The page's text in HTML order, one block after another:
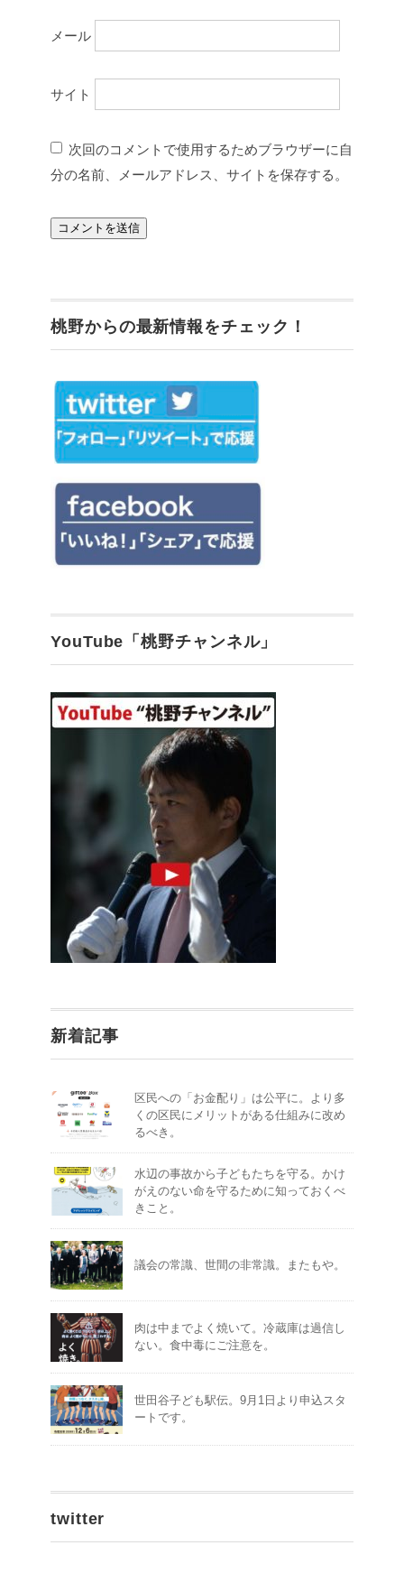
メール
サイト
次回のコメントで使用するためブラウザーに自
分の名前、メールアドレス、サイトを保存する。
桃野からの最新情報をチェック！
YouTube「桃野チャンネル」
新着記事
区民への「お金配り」は公平に。より多
くの区民にメリットがある仕組みに改め
るべき。
水辺の事故から子どもたちを守る。かけ
がえのない命を守るために知っておくべ
きこと。
議会の常識、世間の非常識。またもや。
肉は中までよく焼いて。冷蔵庫は過信し
ない。食中毒にご注意を。
世田谷子ども駅伝。9月1日より申込スタ
ートです。
twitter